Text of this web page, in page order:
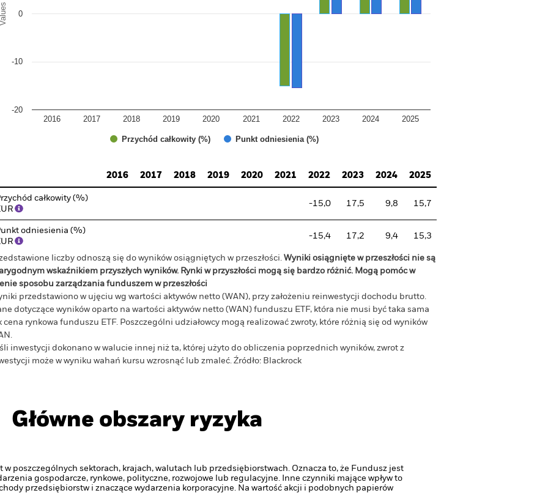
Values
Przychód całkowity (%) Punkt odniesienia (%)
2016 2017 2018 2019 2020 2021 2022 2023 2024 2025
-20
-10
0
2016
2017 2018 2019 2020 2021 2022 2023 2024 2025
całkowity (%)
-15,0 17,5 9,8 15,7
odniesienia (%)
-15,4 17,2 9,4 15,3
liczby odnoszą się do wyników osiągniętych w przeszłości. Wyniki osiągnięte w przeszłości nie są
wskaźnikiem przyszłych wyników. Rynki w przyszłości mogą się bardzo różnić. Mogą pomóc w
sposobu zarządzania funduszem w przeszłości
przedstawiono w ujęciu wg wartości aktywów netto (WAN), przy założeniu reinwestycji dochodu brutto.
dotyczące wyników oparto na wartości aktywów netto (WAN) funduszu ETF, która nie musi być taka sama
cena rynkowa funduszu ETF. Poszczególni udziałowcy mogą realizować zwroty, które różnią się od wyników
inwestycji dokonano w walucie innej niż ta, której użyto do obliczenia poprzednich wyników, zwrot z
może w wyniku wahań kursu wzrosnąć lub zmaleć. Źródło: Blackrock
Główne obszary ryzyka
w poszczególnych sektorach, krajach, walutach lub przedsiębiorstwach. Oznacza to, że Fundusz jest
gospodarcze, rynkowe, polityczne, rozwojowe lub regulacyjne. Inne czynniki mające wpływ to
przedsiębiorstw i znaczące wydarzenia korporacyjne. Na wartość akcji i podobnych papierów